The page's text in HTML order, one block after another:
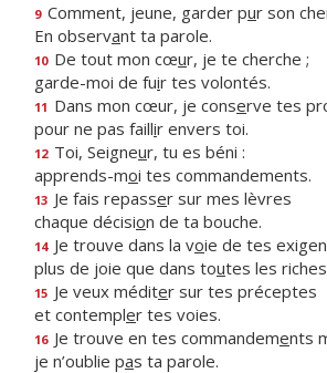
9 Comment, jeune, garder pur son
En observant ta parole.
10 De tout mon cœur, je te cherche ;
garde-moi de fuir tes volontés.
11 Dans mon cœur, je conserve tes
pour ne pas faillir envers toi.
12 Toi, Seigneur, tu es béni :
apprends-moi tes commandements.
13 Je fais repasser sur mes lèvres
chaque décision de ta bouche.
14 Je trouve dans la voie de tes
plus de joie que dans toutes les
15 Je veux méditer sur tes préceptes
et contempler tes voies.
16 Je trouve en tes commandements
je n’oublie pas ta parole.